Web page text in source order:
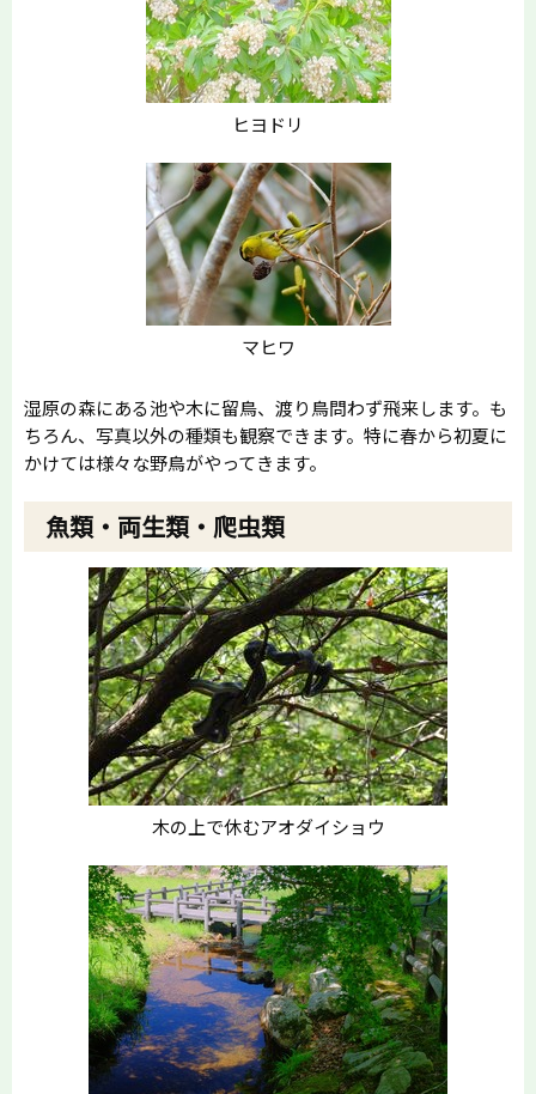
ヒヨドリ
マヒワ
湿原の森にある池や木に留鳥、渡り鳥問わず飛来します。も
ちろん、写真以外の種類も観察できます。特に春から初夏に
かけては様々な野鳥がやってきます。
魚類・両生類・爬虫類
木の上で休むアオダイショウ